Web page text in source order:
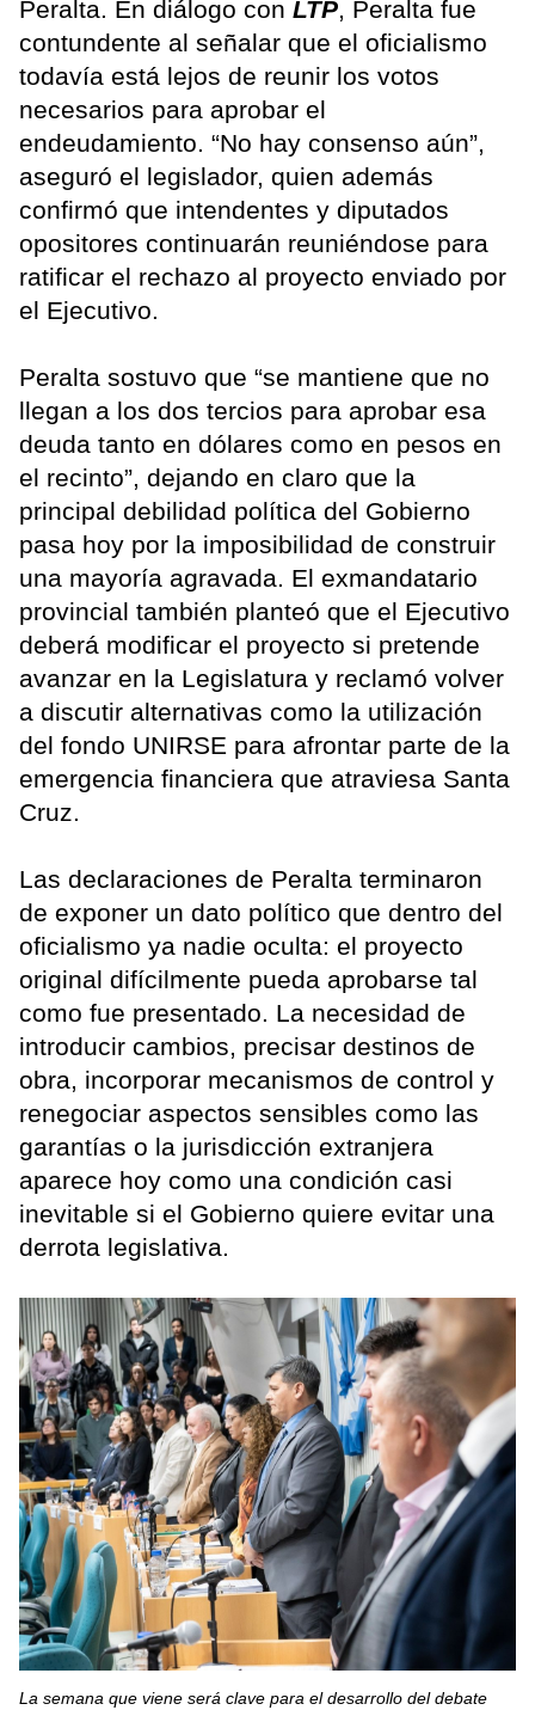
Peralta. En diálogo con LTP, Peralta fue
contundente al señalar que el oficialismo
todavía está lejos de reunir los votos
necesarios para aprobar el
endeudamiento. “No hay consenso aún”,
aseguró el legislador, quien además
confirmó que intendentes y diputados
opositores continuarán reuniéndose para
ratificar el rechazo al proyecto enviado por
el Ejecutivo.
Peralta sostuvo que “se mantiene que no
llegan a los dos tercios para aprobar esa
deuda tanto en dólares como en pesos en
el recinto”, dejando en claro que la
principal debilidad política del Gobierno
pasa hoy por la imposibilidad de construir
una mayoría agravada. El exmandatario
provincial también planteó que el Ejecutivo
deberá modificar el proyecto si pretende
avanzar en la Legislatura y reclamó volver
a discutir alternativas como la utilización
del fondo UNIRSE para afrontar parte de la
emergencia financiera que atraviesa Santa
Cruz.
Las declaraciones de Peralta terminaron
de exponer un dato político que dentro del
oficialismo ya nadie oculta: el proyecto
original difícilmente pueda aprobarse tal
como fue presentado. La necesidad de
introducir cambios, precisar destinos de
obra, incorporar mecanismos de control y
renegociar aspectos sensibles como las
garantías o la jurisdicción extranjera
aparece hoy como una condición casi
inevitable si el Gobierno quiere evitar una
derrota legislativa.
La semana que viene será clave para el desarrollo del debate